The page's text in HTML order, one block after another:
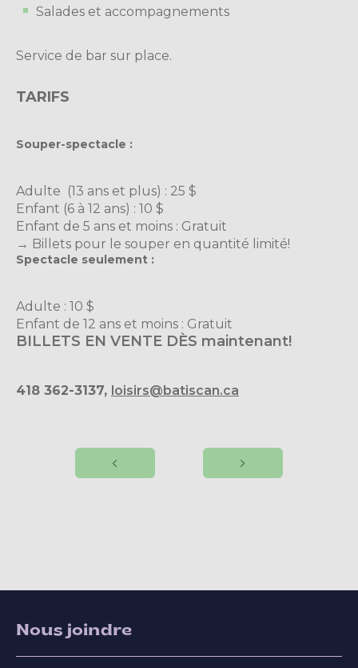
Salades et accompagnements
Service de bar sur place.
TARIFS
Souper-spectacle :
Adulte (13 ans et plus) : 25 $
Enfant (6 à 12 ans) : 10 $
Enfant de 5 ans et moins : Gratuit
→ Billets pour le souper en quantité limité!
Spectacle seulement :
Adulte : 10 $
Enfant de 12 ans et moins : Gratuit
BILLETS EN VENTE DÈS maintenant!
418 362-3137, loisirs@batiscan.ca
Nous joindre